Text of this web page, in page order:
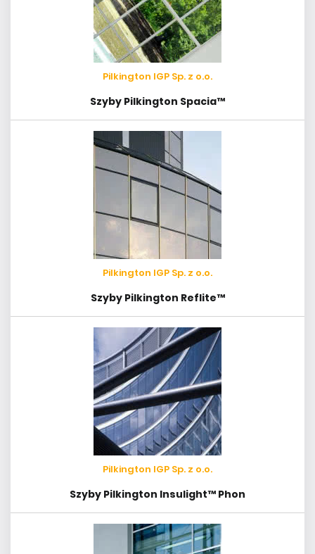
Pilkington IGP Sp. z o.o.
Szyby Pilkington Spacia™
Pilkington IGP Sp. z o.o.
Szyby Pilkington Reflite™
Pilkington IGP Sp. z o.o.
Szyby Pilkington Insulight™ Phon